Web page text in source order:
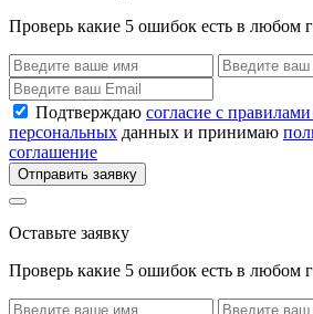
Проверь какие 5 ошибок есть в любом
Подтверждаю согласие с
персональных данных и принимаю
соглашение
Отправить заявку
Оставьте заявку
Проверь какие 5 ошибок есть в любом